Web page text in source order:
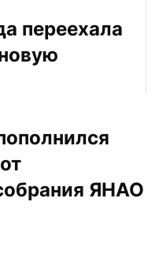
переехала
ЯНАО